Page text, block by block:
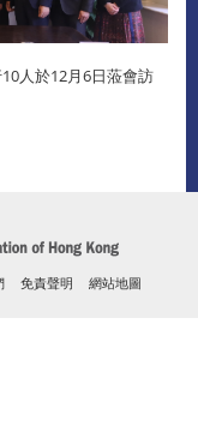
人於12月6日蒞會訪
免責聲明 網站地圖